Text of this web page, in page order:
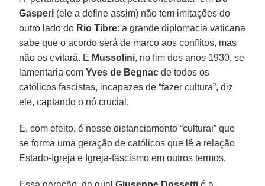
Gasperi (ele a define assim) não tem imitações do
outro lado do Rio Tibre: a grande diplomacia vaticana
sabe que o acordo será de marco aos conflitos, mas
não os evitará. E Mussolini, no fim dos anos 1930, se
lamentaria comYves de Begnac de todos os
católicos fascistas, incapazes de “fazer cultura”, diz
ele, captando o nó crucial.
E, com efeito, é nesse distanciamento “cultural” que
se forma uma geração de católicos que lê a relação
Estado-Igreja e Igreja-fascismo em outros termos.